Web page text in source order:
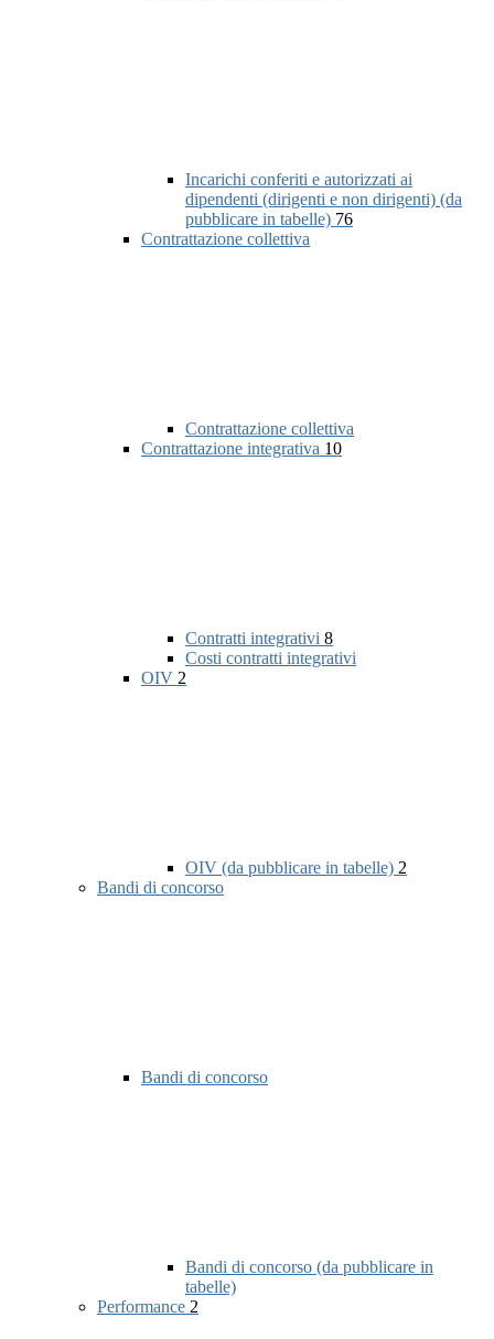
Incarichi conferiti e autorizzati ai
dipendenti (dirigenti e non dirigenti) (da
pubblicare in tabelle) 76
Contrattazione collettiva
Contrattazione collettiva
Contrattazione integrativa 10
Contratti integrativi 8
Costi contratti integrativi
OIV 2
OIV (da pubblicare in tabelle) 2
Bandi di concorso
Bandi di concorso
Bandi di concorso (da pubblicare in
tabelle)
Performance 2